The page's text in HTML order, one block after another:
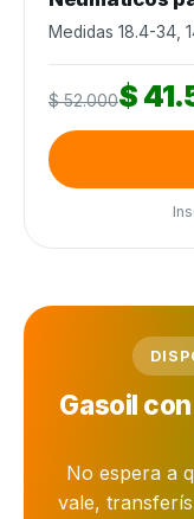
Medidas 18.4-34,
$ 52.000$
Gasoil
No espera a
vale,